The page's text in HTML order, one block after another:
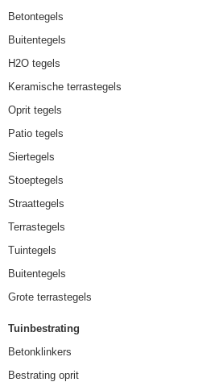
Betontegels
Buitentegels
H2O tegels
Keramische terrastegels
Oprit tegels
Patio tegels
Siertegels
Stoeptegels
Straattegels
Terrastegels
Tuintegels
Buitentegels
Grote terrastegels
Tuinbestrating
Betonklinkers
Bestrating oprit